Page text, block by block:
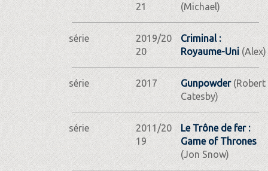
21
(Michael)
série
2019/20
20
Criminal :
Royaume-Uni(Alex)
série 2017 Gunpowder(Robert
Catesby)
série
2011/20
19
Le Trône de fer :
Game of Thrones
(Jon Snow)